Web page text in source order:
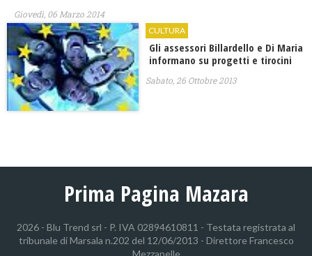
Giovedì, 06 Marzo 2014
CULTURA
Gli assessori Billardello e Di Maria
informano su progetti e tirocini
Sabato, 26 Ottobre 2013
Prima Pagina Mazara
2026 - Blu Trend srl - P. IVA 02894610811 - Testata registrata al
tribunale di Marsala n.202 del 12/06/2013 - Direttore Francesco
Mezzapelle